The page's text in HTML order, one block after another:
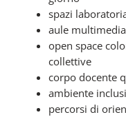
spazi
aule
open space
collettive
corpo docente
ambiente
percorsi di